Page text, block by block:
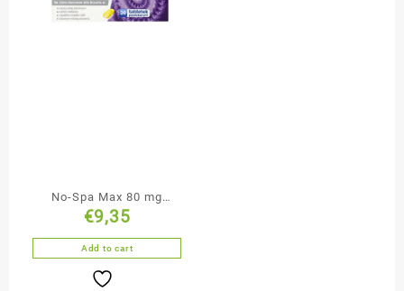
No-Spa Max 80 mg
tabletki powlekane 20
tabletek
€9,35
Add to cart